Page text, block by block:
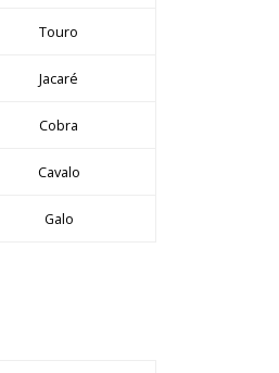
Touro
Jacaré
Cobra
Cavalo
Galo